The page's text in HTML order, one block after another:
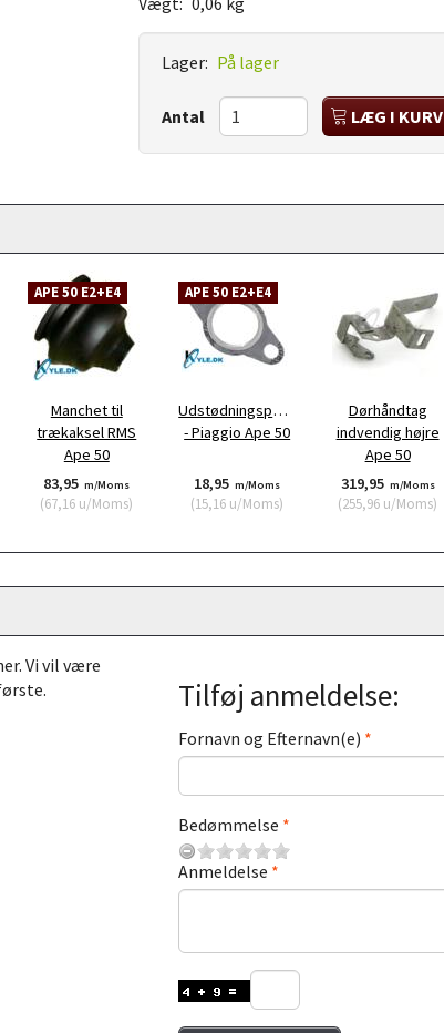
Lager: På lager
Antal LÆG I KURV
APE 50 E2+E4
Manchet til
trækaksel RMS
Ape 50
83,95 m/Moms
(67,16 u/Moms)
APE 50 E2+E4
Udstødningspakning
- Piaggio Ape 50
18,95 m/Moms
(15,16 u/Moms)
Dørhåndtag
indvendig højre
Ape 50
319,95 m/Moms
(255,96 u/Moms)
Vi vil være
Tilføj anmeldelse:
Fornavn og Efternavn(e)
Bedømmelse
Anmeldelse